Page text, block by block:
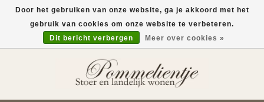
Door het gebruiken van onze website, ga je akkoord met het
gebruik van cookies om onze website te verbeteren.
Dit bericht verbergen
Meer over cookies »